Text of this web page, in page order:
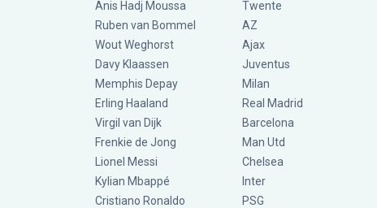
Anis Hadj Moussa
Ruben van Bommel
Wout Weghorst
Davy Klaassen
Memphis Depay
Erling Haaland
Virgil van Dijk
Frenkie de Jong
Lionel Messi
Kylian Mbappé
Cristiano Ronaldo
Twente
AZ
Ajax
Juventus
Milan
Real Madrid
Barcelona
Man Utd
Chelsea
Inter
PSG